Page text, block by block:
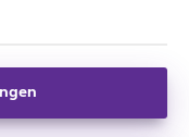
conform het